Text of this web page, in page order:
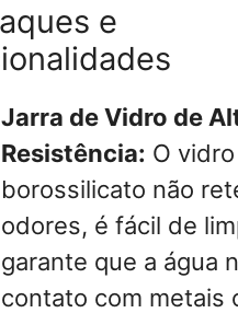
e
Jarra de Vidro de
Resistência: O vidro
borossilicato não
odores, é fácil de
garante que a água
contato com metais